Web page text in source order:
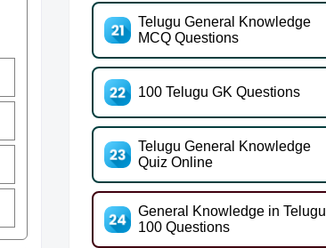
Telugu General Knowledge
MCQ Questions
100 Telugu GK Questions
Telugu General Knowledge
Quiz Online
General Knowledge in Telugu
100 Questions